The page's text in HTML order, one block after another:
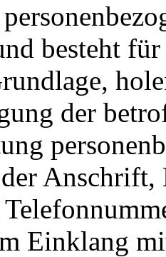
besteht
der
der
Einklang